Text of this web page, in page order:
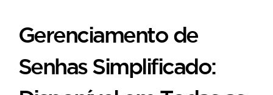
Gerenciamento de
Senhas Simplificado: